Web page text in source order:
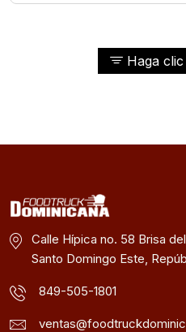
Haga
Calle Hípica no. 58 Brisa
Santo Domingo Este,
849-505-1801